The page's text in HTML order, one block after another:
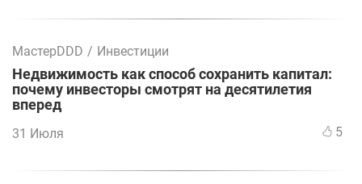
МастерDDD / Инвестиции
Недвижимость как способ сохранить капитал:
почему инвесторы смотрят на десятилетия
вперед
31 Июля 5